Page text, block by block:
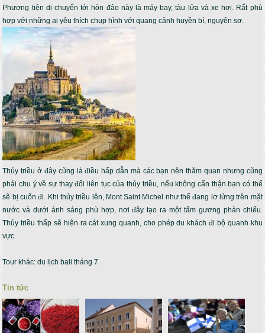
Phương tiện di chuyển tới hòn đảo này là máy bay, tàu lửa và xe hơi. Rất phù
hợp với những ai yêu thích chụp hình với quang cảnh huyền bí, nguyên sơ.
Thủy triều ở đây cũng là điều hấp dẫn mà các bạn nên thăm quan nhưng cũng
phải chu ý về sự thay đổi liên tục của thủy triều, nếu không cẩn thận bạn có thể
sẽ bị cuốn đi. Khi thủy triều lên, Mont Saint Michel như thể đang lơ lửng trên mặt
nước và dưới ánh sáng phù hợp, nơi đây tạo ra một tấm gương phản chiếu.
Thủy triều thấp sẽ hiện ra cát xung quanh, cho phép du khách đi bộ quanh khu
vực.
Tour khác:du lịch bali tháng 7
Tin tức